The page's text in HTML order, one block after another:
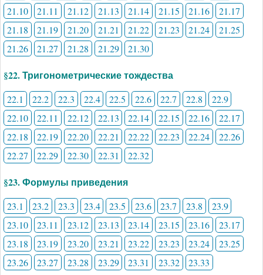
21.10
21.11 21.12 21.13 21.14 21.15 21.16
21.17
21.18
21.19 21.20 21.21 21.22 21.23 21.24
21.25
21.26
21.27 21.28 21.29 21.30
§22. Тригонометрические тождества
22.1 22.2 22.3 22.4 22.5 22.6 22.7 22.8
22.9
22.10
22.11 22.12 22.13 22.14 22.15 22.16
22.17
22.18
22.19 22.20 22.21 22.22 22.23 22.24
22.26
22.27
22.29 22.30 22.31 22.32
§23. Формулы приведения
23.1 23.2 23.3 23.4 23.5 23.6 23.7 23.8
23.9
23.10
23.11 23.12 23.13 23.14 23.15 23.16
23.17
23.18
23.19 23.20 23.21 23.22 23.23 23.24
23.25
23.26
23.27 23.28 23.29 23.31 23.32 23.33